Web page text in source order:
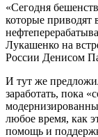
«Сегодня
которые приводят
Лукашенко на
России Денисом
И тут же
заработать, пока
любое время, как
помощь и